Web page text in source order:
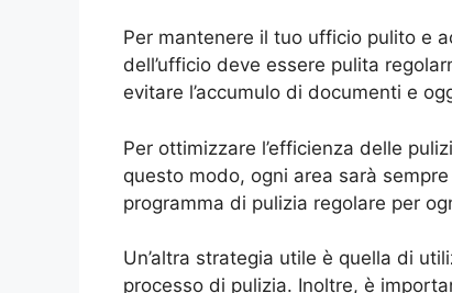
Per mantenere il tuo ufficio pulito e
dell’ufficio deve essere pulita
evitare l’accumulo di documenti e
Per ottimizzare l’efficienza delle
questo modo, ogni area sarà
programma di pulizia regolare per
Un’altra strategia utile è quella di
processo di pulizia. Inoltre, è